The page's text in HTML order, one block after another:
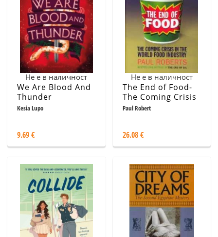
Не е в наличност
We Are Blood And
Thunder
Kesia Lupo
9.69 €
Не е в наличност
The End of Food-
The Coming Crisis
in the World Food
Paul Robert
26.08 €